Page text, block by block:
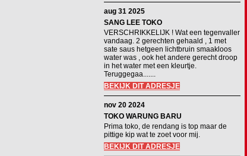
aug 31 2025
SANG LEE TOKO
VERSCHRIKKELIJK ! Wat een tegenvaller
vandaag. 2 gerechten gehaald , 1 met
sate saus hetgeen lichtbruin smaakloos
water was , ook het andere gerecht droop
in het water met een kleurtje.
Teruggegaa.......
BEKIJK DIT ADRESJE
nov 20 2024
TOKO WARUNG BARU
Prima toko, de rendang is top maar de
pittige kip wat te zoet voor mij.
BEKIJK DIT ADRESJE